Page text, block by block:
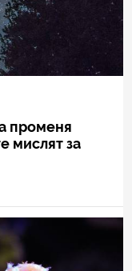
променя
мислят за